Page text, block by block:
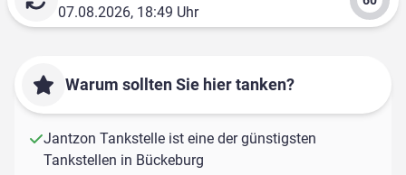
07.08.2026, 18:49 Uhr
Warum sollten Sie hier tanken?
Jantzon Tankstelle ist eine der günstigsten
Tankstellen in Bückeburg